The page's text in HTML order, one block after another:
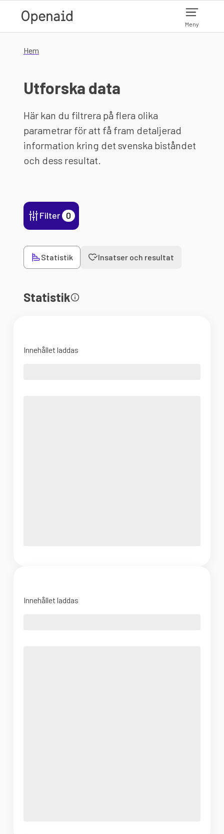
Meny
Hem
Utforska data
Här kan du filtrera på flera olika
parametrar för att få fram detaljerad
information kring det svenska biståndet
och dess resultat.
Filter 0
Statistik Insatser och resultat
Statistik
Innehållet laddas
Innehållet laddas